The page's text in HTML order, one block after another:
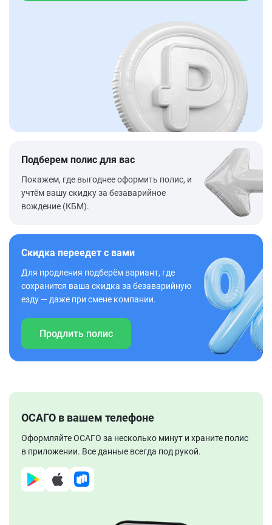
Подберем полис для вас
Покажем, где выгоднее оформить полис, и
учтём вашу скидку за безаварийное
вождение (КБМ).
Скидка переедет с вами
Для продления подберём вариант, где
сохранится ваша скидка за безаварийную
езду — даже при смене компании.
Продлить полис
ОСАГО в вашем телефоне
Оформляйте ОСАГО за несколько минут и храните полис
в приложении. Все данные всегда под рукой.